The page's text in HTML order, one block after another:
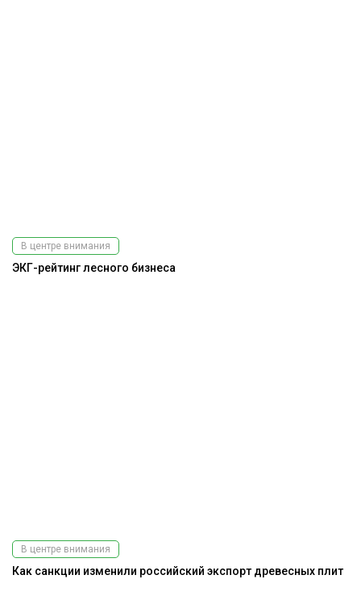
В центре внимания
ЭКГ-рейтинг лесного бизнеса
В центре внимания
Как санкции изменили российский экспорт древесных плит